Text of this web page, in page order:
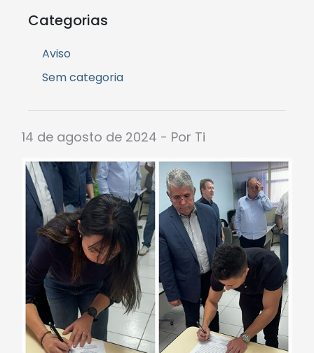
14 de agosto de 2024 - Por Ti
Categorias
Aviso
Sem categoria